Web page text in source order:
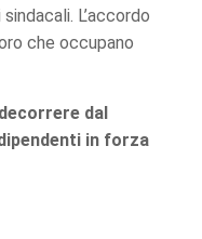
L’accordo
che occupano
dal
in forza